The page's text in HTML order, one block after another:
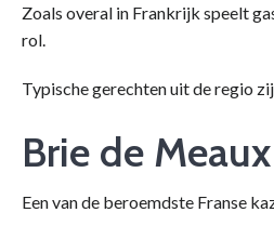
Zoals overal in Frankrijk speelt
rol.
Typische gerechten uit de regio
Brie de Meaux
Een van de beroemdste Franse